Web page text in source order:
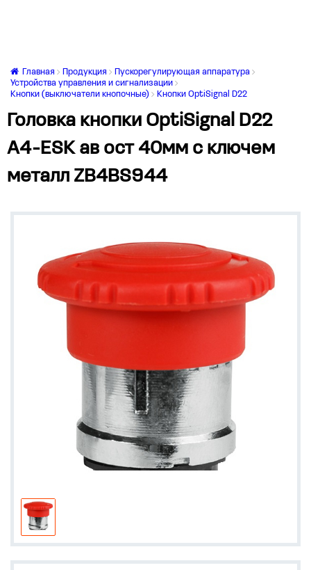
Главная Продукция
Пускорегулирующая аппаратура
Устройства управления и сигнализации
Кнопки (выключатели кнопочные)
Кнопки OptiSignal D22
Головка кнопки OptiSignal D22
A4-ESK ав ост 40мм с ключем
металл ZB4BS944